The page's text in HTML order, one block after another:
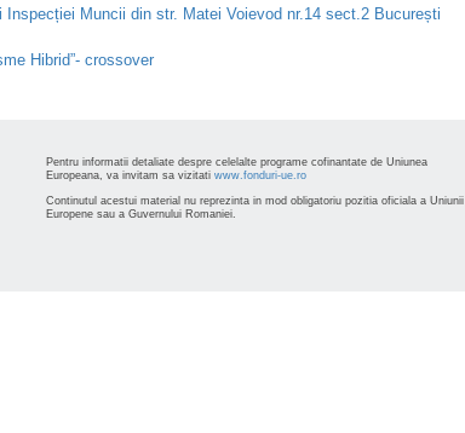
Muncii din str. Matei Voievod nr.14 sect.2 București
Hibrid”- crossover
Pentru informatii detaliate despre celelalte programe cofinantate de Uniunea
Europeana, va invitam sa vizitati www.fonduri-ue.ro
Continutul acestui material nu reprezinta in mod obligatoriu pozitia oficiala a Uniunii
Europene sau a Guvernului Romaniei.